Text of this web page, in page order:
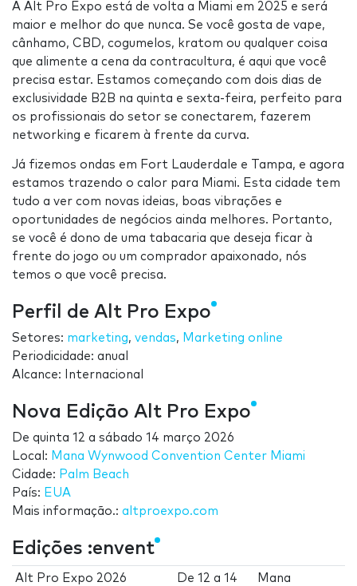
A Alt Pro Expo está de volta a Miami em 2025 e será
maior e melhor do que nunca. Se você gosta de vape,
cânhamo, CBD, cogumelos, kratom ou qualquer coisa
que alimente a cena da contracultura, é aqui que você
precisa estar. Estamos começando com dois dias de
exclusividade B2B na quinta e sexta-feira, perfeito para
os profissionais do setor se conectarem, fazerem
networking e ficarem à frente da curva.
Já fizemos ondas em Fort Lauderdale e Tampa, e agora
estamos trazendo o calor para Miami. Esta cidade tem
tudo a ver com novas ideias, boas vibrações e
oportunidades de negócios ainda melhores. Portanto,
se você é dono de uma tabacaria que deseja ficar à
frente do jogo ou um comprador apaixonado, nós
temos o que você precisa.
Perfil de Alt Pro Expo
Setores: marketing, vendas, Marketing online
Periodicidade: anual
Alcance: Internacional
Nova Edição Alt Pro Expo
De quinta 12 a sábado 14 março 2026
Local: Mana Wynwood Convention Center Miami
Cidade: Palm Beach
País: EUA
Mais informação.: altproexpo.com
Edições :envent
Alt Pro Expo 2026 De12 a14
Mana